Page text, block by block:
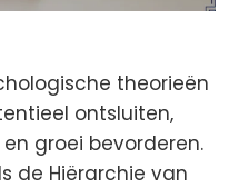
theorieën
ontsluiten,
groei bevorderen.
de Hiërarchie van